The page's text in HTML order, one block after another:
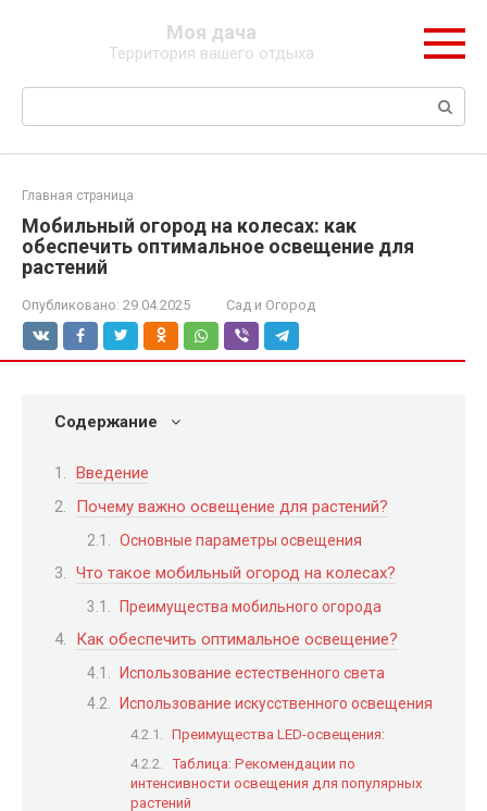
Моя дача
Территория вашего отдыха
Поиск:
Главная страница
Мобильный огород на колесах: как
обеспечить оптимальное освещение для
растений
Опубликовано: 29.04.2025 Сад и Огород
Содержание
Введение
Почему важно освещение для растений?
Основные параметры освещения
Что такое мобильный огород на колесах?
Преимущества мобильного огорода
Как обеспечить оптимальное освещение?
Использование естественного света
Использование искусственного освещения
Преимущества LED-освещения:
Таблица: Рекомендации по
интенсивности освещения для популярных
растений